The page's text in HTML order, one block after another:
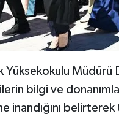
Yüksekokulu Müdürü
bilgi ve
inandığını